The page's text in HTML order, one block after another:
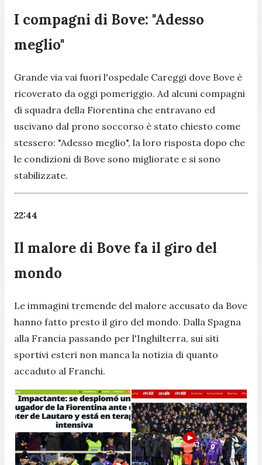
I compagni di Bove: "Adesso
meglio"
Grande via vai fuori l'ospedale Careggi dove Bove è
ricoverato da oggi pomeriggio. Ad alcuni compagni
di squadra della Fiorentina che entravano ed
uscivano dal prono soccorso è stato chiesto come
stessero: "Adesso meglio", la loro risposta dopo che
le condizioni di Bove sono migliorate e si sono
stabilizzate.
22:44
Il malore di Bove fa il giro del
mondo
Le immagini tremende del malore accusato da Bove
hanno fatto presto il giro del mondo. Dalla Spagna
alla Francia passando per l'Inghilterra, sui siti
sportivi esteri non manca la notizia di quanto
accaduto al Franchi.